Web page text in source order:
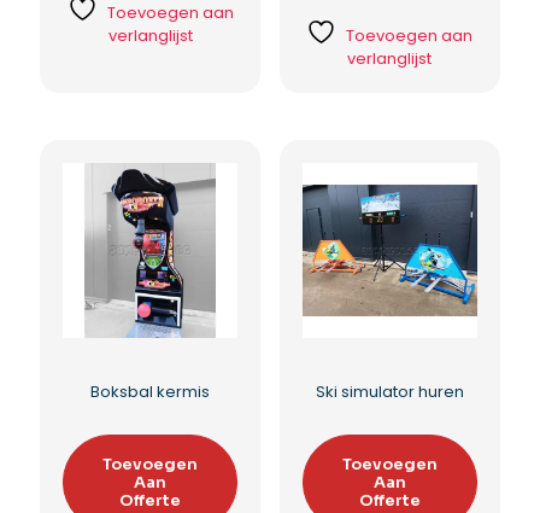
Toevoegen aan
verlanglijst
Toevoegen aan
verlanglijst
Boksbal kermis
Toevoegen
Aan
Offerte
Ski simulator huren
Toevoegen
Aan
Offerte